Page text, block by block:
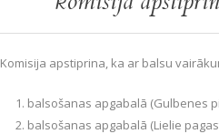
Komisija apstiprina, ka ar balsu
balsošanas apgabalā (Gulbenes
balsošanas apgabalā (Lielie